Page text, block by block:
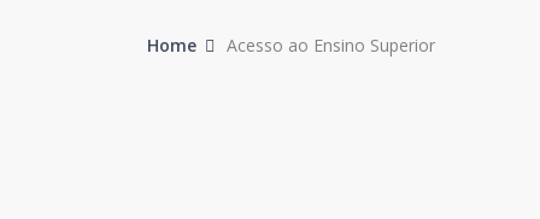
Home Acesso ao Ensino Superior